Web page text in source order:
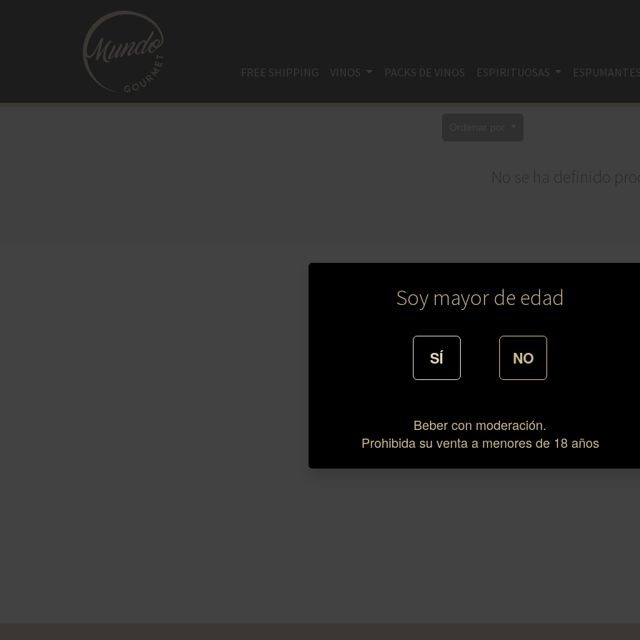
FREE SHIPPING VINOS PACKS DE VINOS ESPIRITUOSAS ESPUMANTES
No se ha definido
Soy mayor de edad
SÍ NO
Beber con moderación.
Prohibida su venta a menores de 18 años